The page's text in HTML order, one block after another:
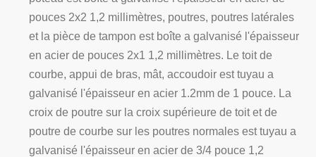
pouces 2x2 1,2 millimètres, poutres, poutres latérales
et la pièce de tampon est boîte a galvanisé l'épaisseur
en acier de pouces 2x1 1,2 millimètres. Le toit de
courbe, appui de bras, mât, accoudoir est tuyau a
galvanisé l'épaisseur en acier 1.2mm de 1 pouce. La
croix de poutre sur la croix supérieure de toit et de
poutre de courbe sur les poutres normales est tuyau a
galvanisé l'épaisseur en acier de 3/4 pouce 1,2